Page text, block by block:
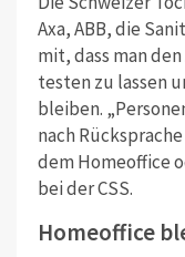
Axa, ABB, die
mit, dass man
testen zu lassen
bleiben.
nach
dem Homeoffice
bei der CSS.
Homeoffice